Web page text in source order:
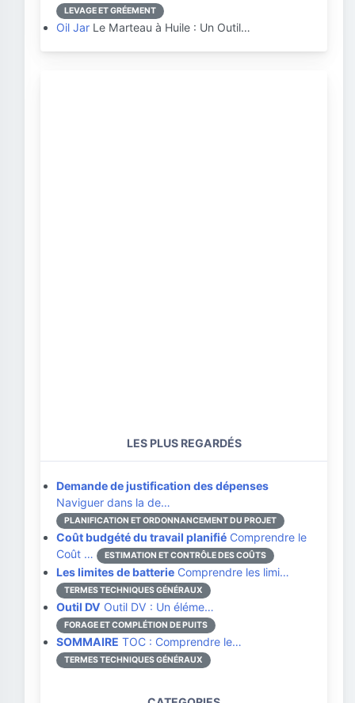
LEVAGE ET GRÉEMENT
Oil Jar Le Marteau à Huile : Un Outil…
LES PLUS REGARDÉS
Demande de justification des dépenses
Naviguer dans la de…
PLANIFICATION ET ORDONNANCEMENT DU PROJET
Coût budgété du travail planifié Comprendre le
Coût …
ESTIMATION ET CONTRÔLE DES COÛTS
Les limites de batterie Comprendre les limi…
TERMES TECHNIQUES GÉNÉRAUX
Outil DV Outil DV : Un éléme…
FORAGE ET COMPLÉTION DE PUITS
SOMMAIRE TOC : Comprendre le…
TERMES TECHNIQUES GÉNÉRAUX